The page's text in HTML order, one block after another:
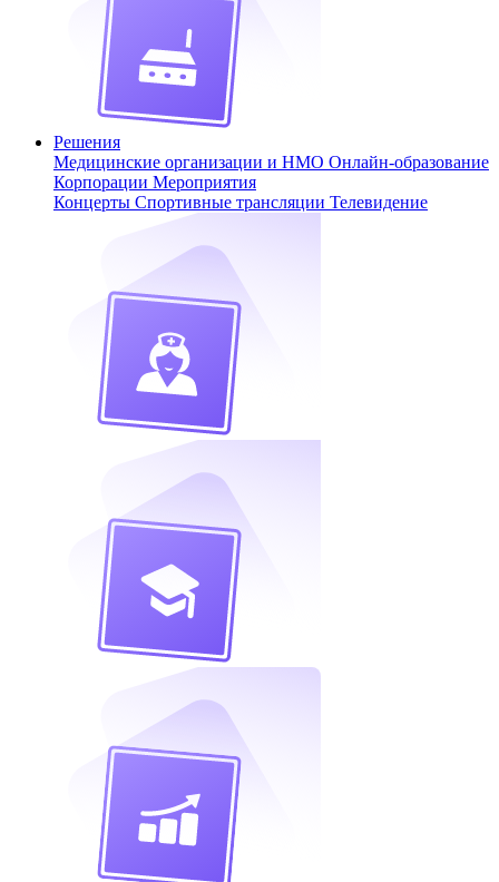
Решения
Медицинские организации и НМО Онлайн-образование
Корпорации Мероприятия
Концерты Спортивные трансляции Телевидение